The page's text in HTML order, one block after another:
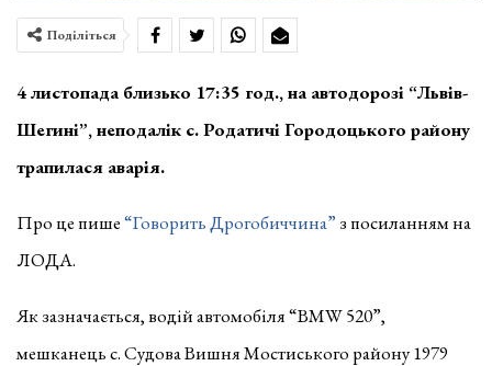
Поділіться
4 листопада близько 17:35 год., на автодорозі “Львів-
Шегині”, неподалік с. Родатичі Городоцького району
трапилася аварія.
Про це пише“Говорить Дрогобиччина”з посиланням на
ЛОДА.
Як зазначається, водій автомобіля “BMW 520”,
мешканець с. Судова Вишня Мостиського району 1979